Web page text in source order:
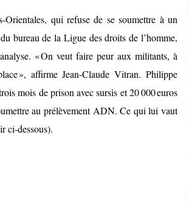
qui refuse de se soumettre à un
bureau de la Ligue des droits de l’homme,
« On veut faire peur aux militants, à
», affirme Jean-Claude Vitran. Philippe
mois de prison avec sursis et 20 000 euros
au prélèvement ADN. Ce qui lui vaut
ci-dessous).